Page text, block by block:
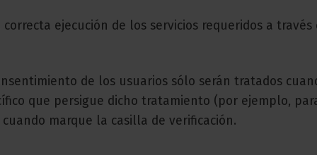
ejecución de los servicios requeridos a
de los usuarios sólo serán tratados
que persigue dicho tratamiento (por ejemplo,
marque la casilla de verificación.